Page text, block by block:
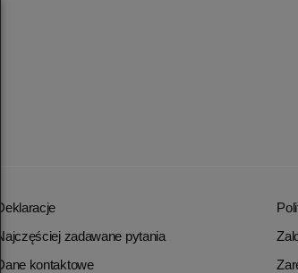
Deklaracje
Najczęściej zadawane pytania
Dane kontaktowe